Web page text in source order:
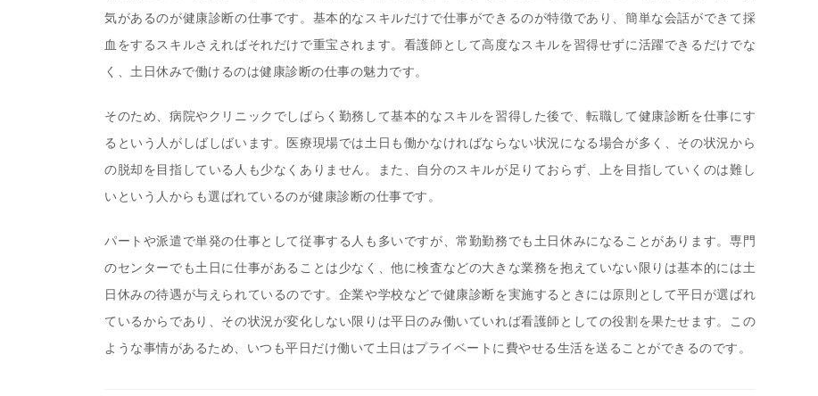
気があるのが健康診断の仕事です。基本的なスキルだけで仕事ができるのが特徴であり、簡単な会話ができて採
血をするスキルさえればそれだけで重宝されます。看護師として高度なスキルを習得せずに活躍できるだけでな
く、土日休みで働けるのは健康診断の仕事の魅力です。
そのため、病院やクリニックでしばらく勤務して基本的なスキルを習得した後で、転職して健康診断を仕事にす
るという人がしばしばいます。医療現場では土日も働かなければならない状況になる場合が多く、その状況から
の脱却を目指している人も少なくありません。また、自分のスキルが足りておらず、上を目指していくのは難し
いという人からも選ばれているのが健康診断の仕事です。
パートや派遣で単発の仕事として従事する人も多いですが、常勤勤務でも土日休みになることがあります。専門
のセンターでも土日に仕事があることは少なく、他に検査などの大きな業務を抱えていない限りは基本的には土
日休みの待遇が与えられているのです。企業や学校などで健康診断を実施するときには原則として平日が選ばれ
ているからであり、その状況が変化しない限りは平日のみ働いていれば看護師としての役割を果たせます。この
ような事情があるため、いつも平日だけ働いて土日はプライベートに費やせる生活を送ることができるのです。